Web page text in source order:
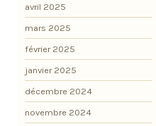
avril 2025
mars 2025
février 2025
janvier 2025
décembre 2024
novembre 2024